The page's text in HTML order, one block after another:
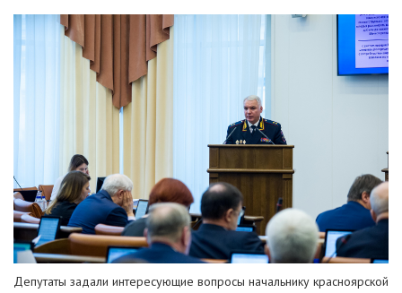
Депутаты задали интересующие вопросы начальнику красноярской